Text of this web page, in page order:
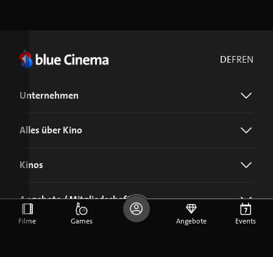
DEFREN
Unternehmen
Alles über Kino
Kinos
Angebote / Mitgliedschaft
Filme Games Angebote Events